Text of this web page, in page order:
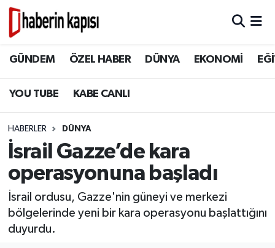
GÜNDEM ÖZEL HABER DÜNYA EKONOMİ
YOU TUBE KABE CANLI
HABERLER DÜNYA
İsrail Gazze’de kara
operasyonuna başladı
İsrail ordusu, Gazze'nin güneyi ve merkezi
bölgelerinde yeni bir kara operasyonu başlattığını
duyurdu.
DÜNYA
EKONOMİ
GÜNDEM
HİKAYELER
İSLAM VE KÜLTÜR
ÖZEL HABER
EKONOMİ
EĞİTİM
TASAVVUF
İSLAM VE KÜLTÜR
Trafik Durumu
Tüm Manşetler
Son Dakika Haberleri
Haber Arşivi